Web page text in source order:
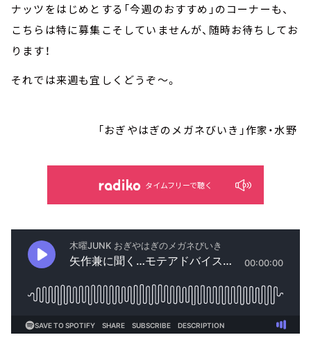
ナッツをはじめとする 「今週のおすすめ」のコーナーも、
こちらは特に募集こそしていませんが、随時お待ちしてお
ります！
それでは来週も宜しくどうぞ～。
「おぎやはぎのメガネびいき」作家・水野
タイムフリーで聴く